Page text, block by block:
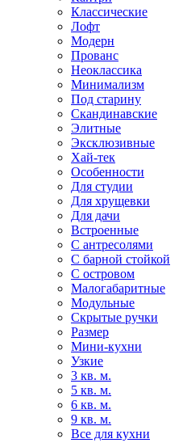
Классические
Лофт
Модерн
Прованс
Неоклассика
Минимализм
Под старину
Скандинавские
Элитные
Эксклюзивные
Хай-тек
Особенности
Для студии
Для хрущевки
Для дачи
Встроенные
С антресолями
С барной стойкой
С островом
Малогабаритные
Модульные
Скрытые ручки
Размер
Мини-кухни
Узкие
3 кв. м.
5 кв. м.
6 кв. м.
9 кв. м.
Все для кухни